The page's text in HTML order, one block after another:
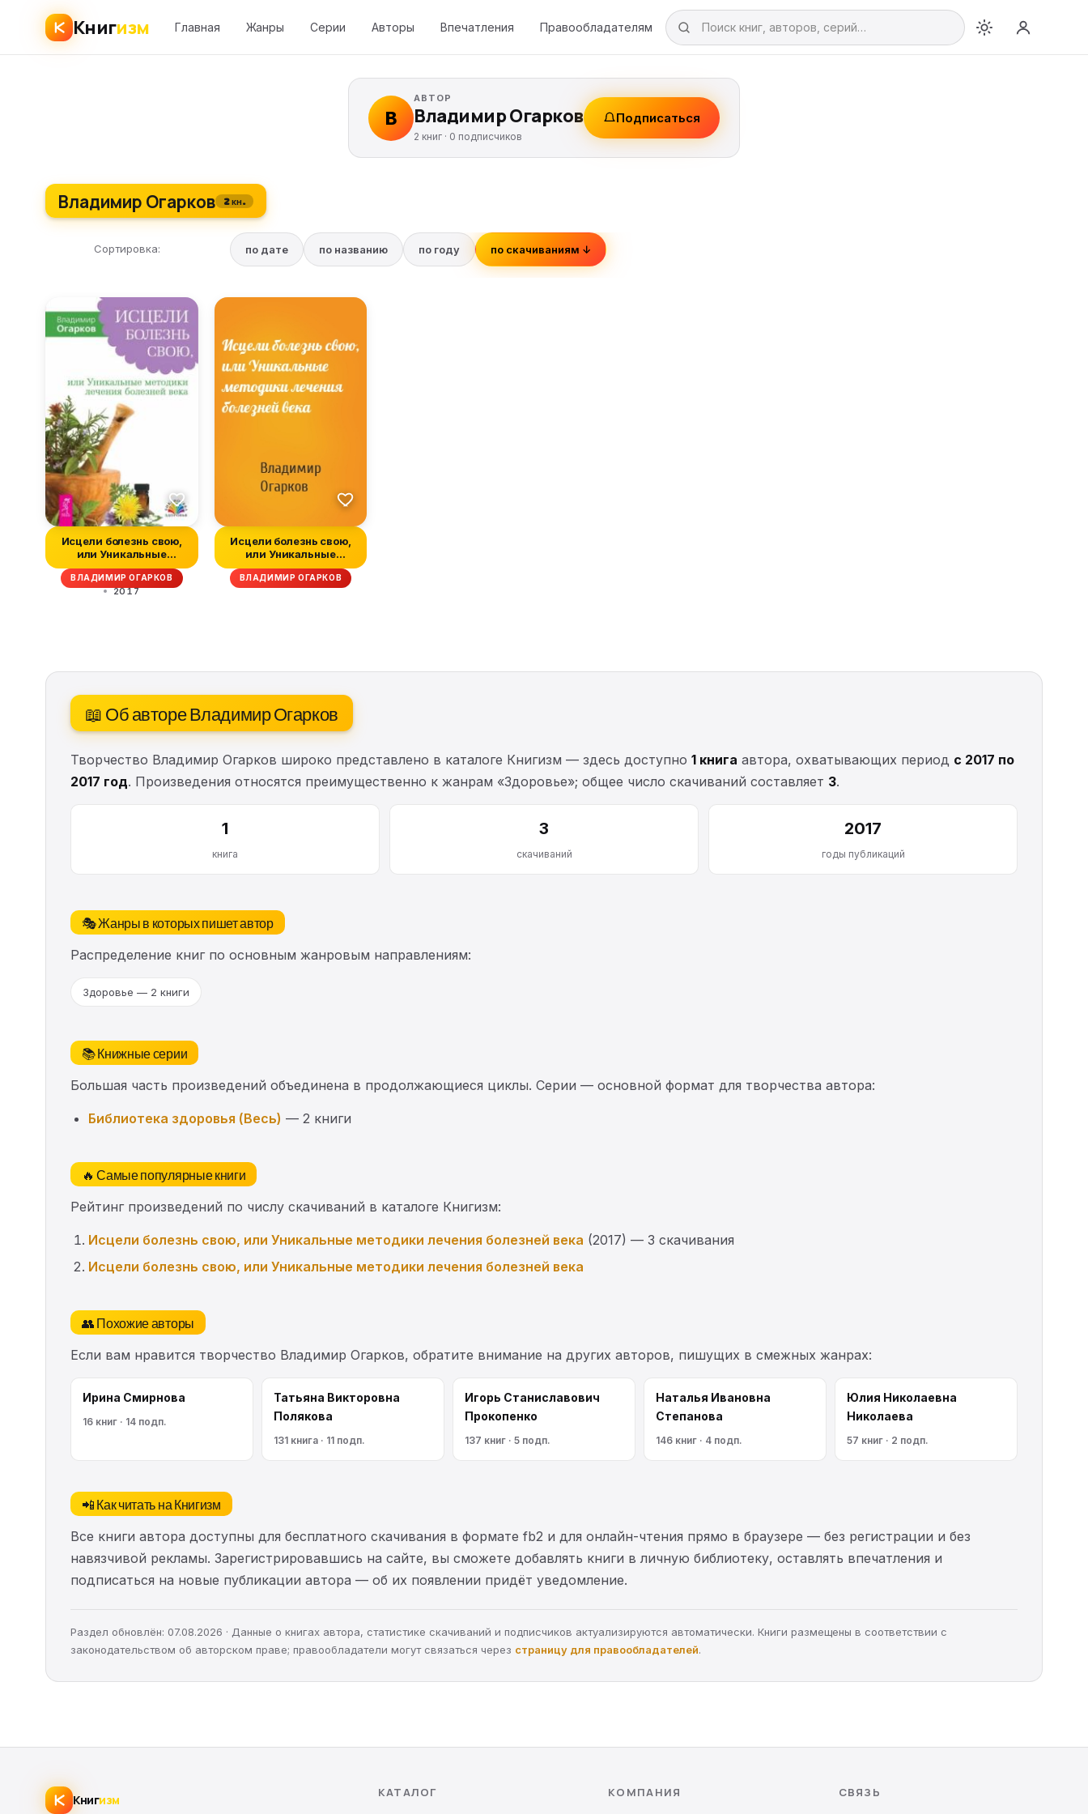
Книгизм Главная Жанры Серии Авторы Впечатления Правообладателям
В
АВТОР
Владимир Огарков
2 книг · 0 подписчиков
Подписаться
Владимир Огарков 2 кн.
Сортировка: по дате по названию по году по скачиваниям ↓
Исцели болезнь свою,
или Уникальные
методики лечен...
ВЛАДИМИР ОГАРКОВ
2017
Исцели болезнь свою,
или Уникальные
методики лечен...
ВЛАДИМИР ОГАРКОВ
📖 Об авторе Владимир Огарков
Творчество Владимир Огарков широко представлено в каталоге Книгизм — здесь доступно 1 книга автора, охватывающих период с 2017 по
2017 год. Произведения относятся преимущественно к жанрам «Здоровье»; общее число скачиваний составляет 3.
1
книга
3
скачиваний
2017
годы публикаций
🎭 Жанры в которых пишет автор
Распределение книг по основным жанровым направлениям:
Здоровье — 2 книги
📚 Книжные серии
Большая часть произведений объединена в продолжающиеся циклы. Серии — основной формат для творчества автора:
Библиотека здоровья (Весь) — 2 книги
🔥 Самые популярные книги
Рейтинг произведений по числу скачиваний в каталоге Книгизм:
Исцели болезнь свою, или Уникальные методики лечения болезней века (2017) — 3 скачивания
Исцели болезнь свою, или Уникальные методики лечения болезней века
👥 Похожие авторы
Если вам нравится творчество Владимир Огарков, обратите внимание на других авторов, пишущих в смежных жанрах:
Ирина Смирнова
16 книг · 14 подп.
Татьяна Викторовна
Полякова
131 книга · 11 подп.
Игорь Станиславович
Прокопенко
137 книг · 5 подп.
Наталья Ивановна
Степанова
146 книг · 4 подп.
Юлия Николаевна
Николаева
57 книг · 2 подп.
📲 Как читать на Книгизм
Все книги автора доступны для бесплатного скачивания в формате fb2 и для онлайн-чтения прямо в браузере — без регистрации и без
навязчивой рекламы. Зарегистрировавшись на сайте, вы сможете добавлять книги в личную библиотеку, оставлять впечатления и
подписаться на новые публикации автора — об их появлении придёт уведомление.
Раздел обновлён: 07.08.2026 · Данные о книгах автора, статистике скачиваний и подписчиков актуализируются автоматически. Книги размещены в соответствии с
законодательством об авторском праве; правообладатели могут связаться через страницу для правообладателей.
Книгизм
КАТАЛОГ КОМПАНИЯ СВЯЗЬ